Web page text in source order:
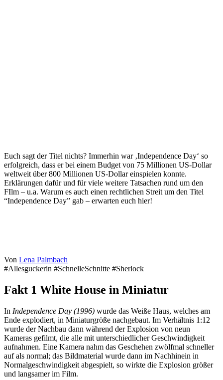
Euch sagt der Titel nichts? Immerhin war ‚Independence Day‘ so
erfolgreich, dass er bei einem Budget von 75 Millionen US-Dollar
weltweit über 800 Millionen US-Dollar einspielen konnte.
Erklärungen dafür und für viele weitere Tatsachen rund um den
FIlm – u.a. Warum es auch einen rechtlichen Streit um den Titel
“Independence Day” gab – erwarten euch hier!
Von Lena Palmbach
#Allesguckerin #SchnelleSchnitte #Sherlock
Fakt 1 White House in Miniatur
In Independence Day (1996) wurde das Weiße Haus, welches am
Ende explodiert, in Miniaturgröße nachgebaut. Im Verhältnis 1:12
wurde der Nachbau dann während der Explosion von neun
Kameras gefilmt, die alle mit unterschiedlicher Geschwindigkeit
aufnahmen. Eine Kamera nahm das Geschehen zwölfmal schneller
auf als normal; das Bildmaterial wurde dann im Nachhinein in
Normalgeschwindigkeit abgespielt, so wirkte die Explosion größer
und langsamer im Film.